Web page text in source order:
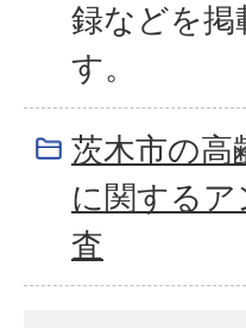
録などを掲
す。
茨木市の高
に関するア
査